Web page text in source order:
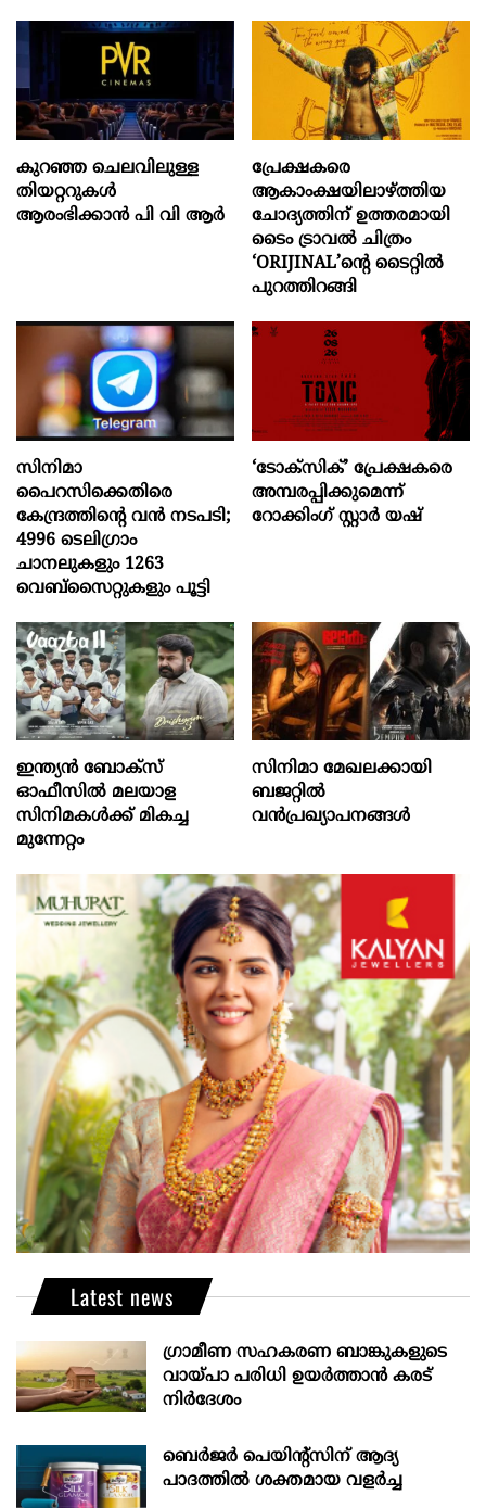
കുറഞ്ഞ ചെലവിലുള്ള
തിയറ്ററുകൾ
ആരംഭിക്കാൻ പി വി ആർ
പ്രേക്ഷകരെ
ആകാംക്ഷയിലാഴ്ത്തിയ
ചോദ്യത്തിന് ഉത്തരമായി
ടൈം ട്രാവൽ ചിത്രം
‘ORIJINAL’ന്റെ ടൈറ്റിൽ
പുറത്തിറങ്ങി
സിനിമാ
പൈറസിക്കെതിരെ
കേന്ദ്രത്തിന്റെ വൻ നടപടി;
4996 ടെലിഗ്രാം
ചാനലുകളും 1263
വെബ്‌സൈറ്റുകളും പൂട്ടി
‘ടോക്സിക്’ പ്രേക്ഷകരെ
അമ്പരപ്പിക്കുമെന്ന്
റോക്കിംഗ് സ്റ്റാർ യഷ്
ഇന്ത്യൻ ബോക്‌സ്
ഓഫീസിൽ മലയാള
സിനിമകൾക്ക് മികച്ച
മുന്നേറ്റം
സിനിമാ മേഖലക്കായി
ബജറ്റിൽ
വൻപ്രഖ്യാപനങ്ങൾ
Latest news
ഗ്രാമീണ സഹകരണ ബാങ്കുകളുടെ
വായ്പാ പരിധി ഉയർത്താൻ കരട്
നിർദേശം
ബെർജർ പെയിന്റ്സിന് ആദ്യ
പാദത്തിൽ ശക്തമായ വളർച്ച